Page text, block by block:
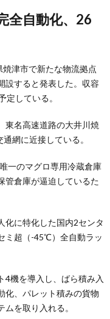
津市で新たな物流拠点
設すると発表した。収容
している。
東名高速道路の大井川焼
網に近接している。
一のマグロ専用冷蔵倉庫
管倉庫が逼迫しているた
化に特化した国内2センタ
ミ超（-45℃）全自動ラッ
4機を導入し、ばら積み入
化、パレット積みの貨物
を取り入れる。